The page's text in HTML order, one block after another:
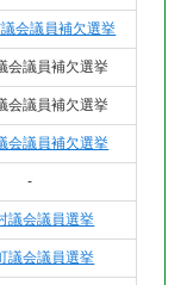
会議員補欠選挙
会議員補欠選挙
会議員補欠選挙
会議員補欠選挙
-
議会議員選挙
議会議員選挙